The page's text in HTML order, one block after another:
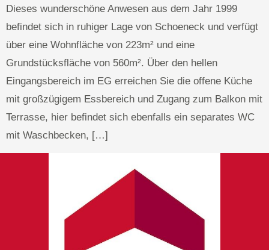
Dieses wunderschöne Anwesen aus dem Jahr 1999
befindet sich in ruhiger Lage von Schoeneck und verfügt
über eine Wohnfläche von 223m² und eine
Grundstücksfläche von 560m². Über den hellen
Eingangsbereich im EG erreichen Sie die offene Küche
mit großzügigem Essbereich und Zugang zum Balkon mit
Terrasse, hier befindet sich ebenfalls ein separates WC
mit Waschbecken, […]